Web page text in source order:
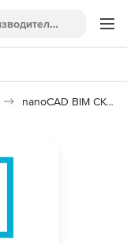
nanoCAD BIM СКС 25